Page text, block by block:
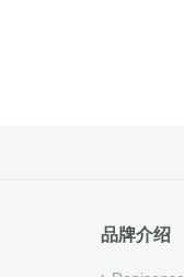
品牌介绍